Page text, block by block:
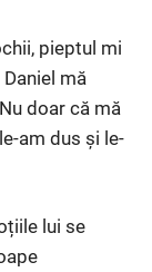
pieptul mi
mă
doar că mă
am dus și le-
lui se